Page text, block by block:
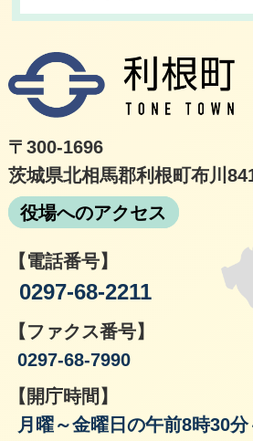
〒300-1696
茨城県北相馬郡利根町布川
役場へのアクセス
【電話番号】
0297-68-2211
【ファクス番号】
0297-68-7990
【開庁時間】
月曜～金曜日の午前8時30